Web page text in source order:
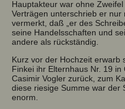
Hauptakteur war ohne
Verträgen unterschrieb er
vermerkt, daß „er des
seine Handelsschaften und
andere als rückständig.
Kurz vor der Hochzeit erwarb
Finkei ihr Elternhaus Nr. 19
Casimir Vogler zurück, zum
diese riesige Summe war der
enorm.